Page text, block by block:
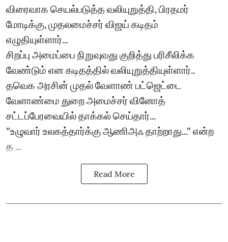
விரைவாக செயல்படுத்த வலியுறுத்தி, பிரதமர்
மோடிக்கு, முதலமைச்சர் விஜய் கடிதம்
எழுதியுள்ளார்...
சிறப்பு அமைப்பை நிறுவுவது குறித்து பரிசீலிக்க
வேண்டும் என கடிதத்தில் வலியுறுத்தியுள்ளார்..
தவெக அரசின் முதல் வேளாண் பட்ஜெட்டை
வேளாண்மை துறை அமைச்சர் வினோத்
சட்டப்பேரவையில் தாக்கல் செய்தார்...
"உழுவார் உலகத்தார்க்கு ஆணிஅஃ தாற்றாது..." என்ற
த ...
Read More